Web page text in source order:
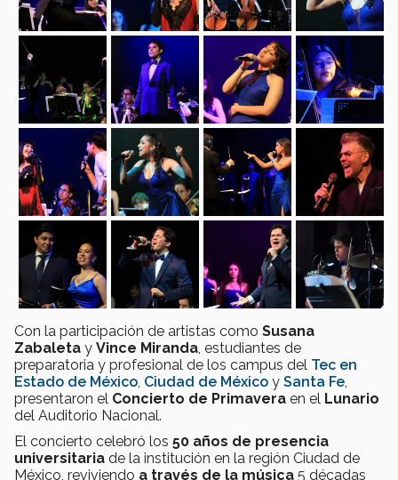
Con la participación de artistas como Susana
Zabaleta y Vince Miranda , estudiantes de
preparatoria y profesional de los campus del Tec en
Estado de México Ciudad de México y Santa Fe
presentaron el Concierto de Primavera en el Lunario
del Auditorio Nacional.
El concierto celebró los 50 años de presencia
universitaria de la institución en la región Ciudad de
México, reviviendo a través de la música 5 décadas